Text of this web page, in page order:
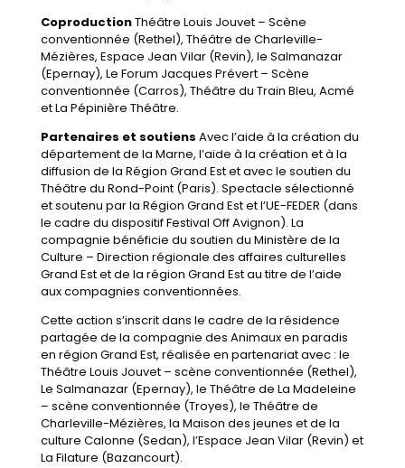
CoproductionThéâtre Louis Jouvet – Scène
conventionnée (Rethel), Théâtre de Charleville-
Mézières, Espace Jean Vilar (Revin), le Salmanazar
(Epernay), Le Forum Jacques Prévert – Scène
conventionnée (Carros), Théâtre du Train Bleu, Acmé
et La Pépinière Théâtre.
Partenaires et soutiens Avec l’aide à la création du
département de la Marne, l’aide à la création et à la
diffusion de la Région Grand Est et avec le soutien du
Théâtre du Rond-Point (Paris). Spectacle sélectionné
et soutenu par la Région Grand Est et l’UE-FEDER (dans
le cadre du dispositif Festival Off Avignon). La
compagnie bénéficie du soutien du Ministère de la
Culture – Direction régionale des affaires culturelles
Grand Est et de la région Grand Est au titre de l’aide
aux compagnies conventionnées.
Cette action s’inscrit dans le cadre de la résidence
partagée de la compagnie des Animaux en paradis
en région Grand Est, réalisée en partenariat avec : le
Théâtre Louis Jouvet – scène conventionnée (Rethel),
Le Salmanazar (Epernay), le Théâtre de La Madeleine
– scène conventionnée (Troyes), le Théâtre de
Charleville-Mézières, la Maison des jeunes et de la
culture Calonne (Sedan), l’Espace Jean Vilar (Revin) et
La Filature (Bazancourt).